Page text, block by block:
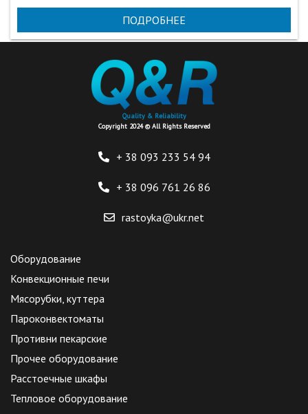
ПОДРОБНЕЕ
Quality & Reliability
Copyright 2024 © All Rights Reserved
Оборудование
Конвекционные печи
Мясорубки, куттера
Пароконвектоматы
Противни пекарские
Прочее оборудование
Расстоечные шкафы
Тепловое оборудование
+ 38 093 233 54 94
+ 38 096 761 26 86
rastoyka@ukr.net